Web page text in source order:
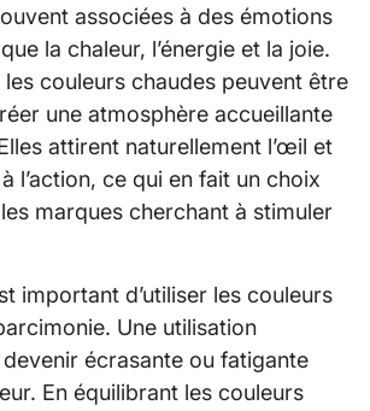
associées à des émotions
la chaleur, l’énergie et la joie.
les couleurs chaudes peuvent être
une atmosphère accueillante
attirent naturellement l’œil et
l’action, ce qui en fait un choix
marques cherchant à stimuler
important d’utiliser les couleurs
Une utilisation
écrasante ou fatigante
En équilibrant les couleurs